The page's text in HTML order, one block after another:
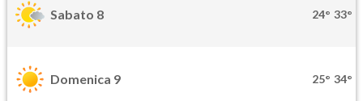
Sabato 8 24° 33°
Domenica 9 25° 34°